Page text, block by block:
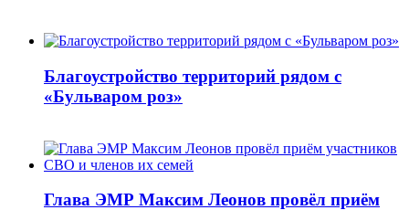
Благоустройство территорий рядом с
«Бульваром роз»
Глава ЭМР Максим Леонов провёл приём